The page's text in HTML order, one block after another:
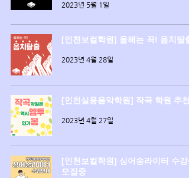
2023년 5월 1일
[인천보컬학원] 올해는 꼭! 음치탈
2023년 4월 28일
[인천실용음악학원] 작곡 학원 추천
2023년 4월 27일
[인천보컬학원] 싱어송라이터 수강
모집중